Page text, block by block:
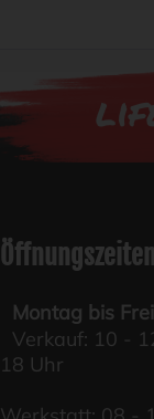
Öffnungszeiten
Montag bis
Verkauf: 10 -
18 Uhr